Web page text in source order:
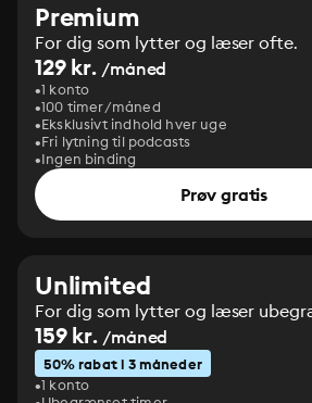
Premium
For dig som lytter og læser ofte.
129 kr. /måned
1 konto
100 timer/måned
Eksklusivt indhold hver uge
Fri lytning til podcasts
Ingen binding
Prøv gratis
Unlimited
For dig som lytter og læser
159 kr. /måned
50% rabat i 3 måneder
1 konto